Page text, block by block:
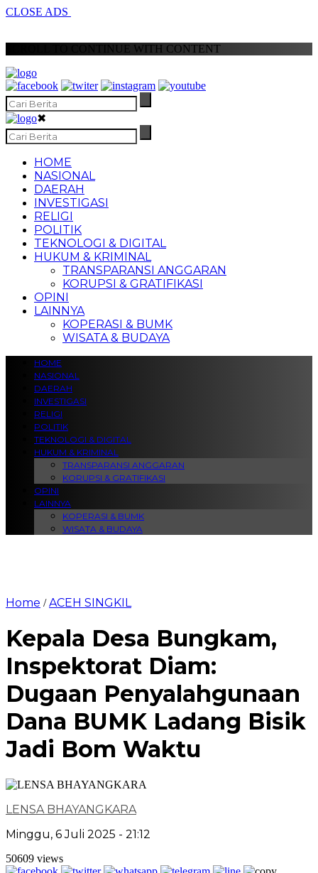
CLOSE ADS
SCROLL TO CONTINUE WITH CONTENT
✖
HOME
NASIONAL
DAERAH
INVESTIGASI
RELIGI
POLITIK
TEKNOLOGI & DIGITAL
HUKUM & KRIMINAL
TRANSPARANSI ANGGARAN
KORUPSI & GRATIFIKASI
OPINI
LAINNYA
KOPERASI & BUMK
WISATA & BUDAYA
HOME
NASIONAL
DAERAH
INVESTIGASI
RELIGI
POLITIK
TEKNOLOGI & DIGITAL
HUKUM & KRIMINAL
TRANSPARANSI ANGGARAN
KORUPSI & GRATIFIKASI
OPINI
LAINNYA
KOPERASI & BUMK
WISATA & BUDAYA
Home /ACEH SINGKIL
Kepala Desa Bungkam,
Inspektorat Diam:
Dugaan Penyalahgunaan
Dana BUMK Ladang Bisik
Jadi Bom Waktu
LENSA BHAYANGKARA
Minggu, 6 Juli 2025 - 21:12
50609 views